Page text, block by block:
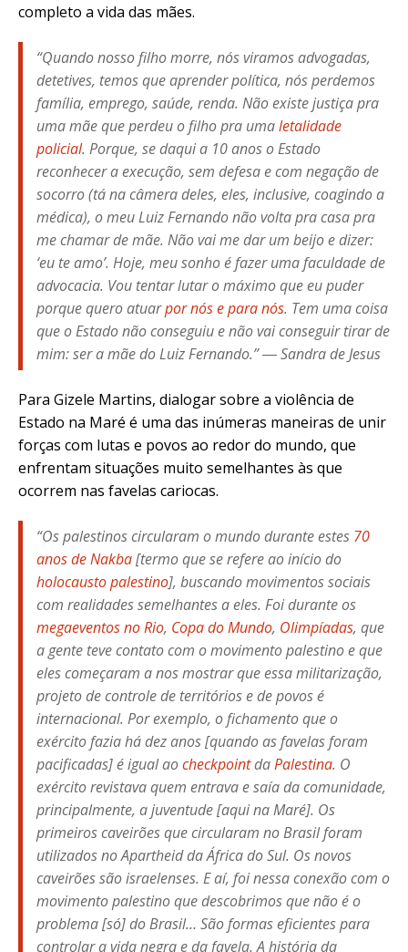
completo a vida das mães.
“Quando nosso filho morre, nós viramos advogadas,
detetives, temos que aprender política, nós perdemos
família, emprego, saúde, renda. Não existe justiça pra
uma mãe que perdeu o filho pra umaletalidade
policial. Porque, se daqui a 10 anos o Estado
reconhecer a execução, sem defesa e com negação de
socorro (tá na câmera deles, eles, inclusive, coagindo a
médica), o meu Luiz Fernando não volta pra casa pra
me chamar de mãe. Não vai me dar um beijo e dizer:
‘eu te amo’. Hoje, meu sonho é fazer uma faculdade de
advocacia. Vou tentar lutar o máximo que eu puder
porque quero atuarpor nós e para nós. Tem uma coisa
que o Estado não conseguiu e não vai conseguir tirar de
mim: ser a mãe do Luiz Fernando.” ― Sandra de Jesus
Para Gizele Martins, dialogar sobre a violência de
Estado na Maré é uma das inúmeras maneiras de unir
forças com lutas e povos ao redor do mundo, que
enfrentam situações muito semelhantes às que
ocorrem nas favelas cariocas.
“Os palestinos circularam o mundo durante estes 70
anos de Nakba[termo que se refere ao início do
holocausto palestino], buscando movimentos sociais
com realidades semelhantes a eles. Foi durante os
megaeventos no Rio, Copa do Mundo, Olimpíadas, que
a gente teve contato com o movimento palestino e que
eles começaram a nos mostrar que essa militarização,
projeto de controle de territórios e de povos é
internacional. Por exemplo, o fichamento que o
exército fazia há dez anos [quando as favelas foram
pacificadas] é igual aocheckpointdaPalestina. O
exército revistava quem entrava e saía da comunidade,
principalmente, a juventude [aqui na Maré]. Os
primeiros caveirões que circularam no Brasil foram
utilizados no Apartheid da África do Sul. Os novos
caveirões são israelenses. E aí, foi nessa conexão com o
movimento palestino que descobrimos que não é o
problema [só] do Brasil… São formas eficientes para
controlar a vida negra e da favela. A história da